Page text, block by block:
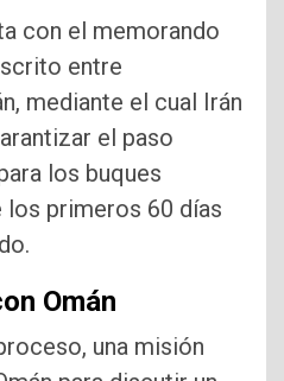
con el memorando
entre
mediante el cual Irán
el paso
los buques
primeros 60 días
Omán
una misión